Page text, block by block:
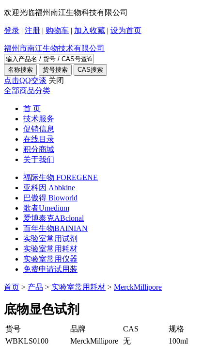
欢迎光临福州南江生物科技有限公司
登录 | 注册 | 购物车 | 加入收藏 | 设为首页
福州市南江生物技术有限公司
点击QQ交谈 关闭
全部商品分类
首 页
技术服务
促销信息
在线目录
积分商城
关于我们
福际生物 FOREGENE
亚科因 Abbkine
巴傲得 Bioworld
歌者Umedium
爱博泰克ABclonal
百年生物BAINIAN
实验室常用试剂
实验室常用耗材
实验室常用仪器
免费申请试用装
首页 > 产品 > 实验室常用耗材 > MerckMillipore
底物显色试剂
货号 品牌 CAS
规格
WBKLS0100
MerckMillipore 无
100ml